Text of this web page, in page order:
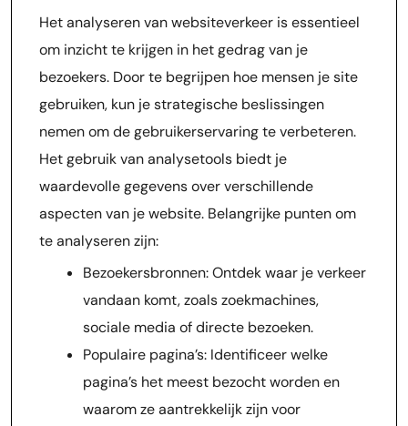
Het analyseren van websiteverkeer is essentieel
om inzicht te krijgen in het gedrag van je
bezoekers. Door te begrijpen hoe mensen je site
gebruiken, kun je strategische beslissingen
nemen om de gebruikerservaring te verbeteren.
Het gebruik van analysetools biedt je
waardevolle gegevens over verschillende
aspecten van je website. Belangrijke punten om
te analyseren zijn:
Bezoekersbronnen: Ontdek waar je verkeer
vandaan komt, zoals zoekmachines,
sociale media of directe bezoeken.
Populaire pagina’s: Identificeer welke
pagina’s het meest bezocht worden en
waarom ze aantrekkelijk zijn voor